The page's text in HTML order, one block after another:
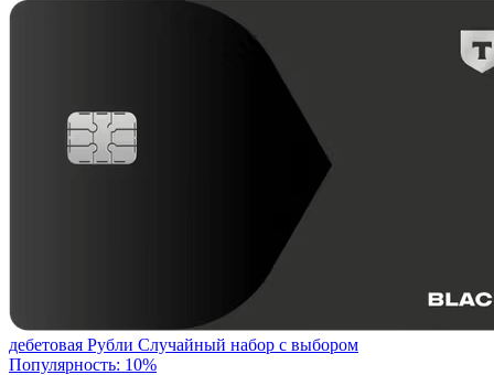
дебетовая Рубли Случайный набор с выбором
Популярность: 10%